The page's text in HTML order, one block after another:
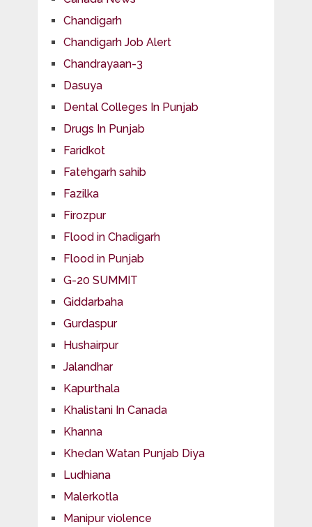
Chandigarh
Chandigarh Job Alert
Chandrayaan-3
Dasuya
Dental Colleges In Punjab
Drugs In Punjab
Faridkot
Fatehgarh sahib
Fazilka
Firozpur
Flood in Chadigarh
Flood in Punjab
G-20 SUMMIT
Giddarbaha
Gurdaspur
Hushairpur
Jalandhar
Kapurthala
Khalistani In Canada
Khanna
Khedan Watan Punjab Diya
Ludhiana
Malerkotla
Manipur violence